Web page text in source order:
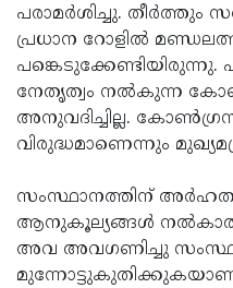
പരാമർശിച്ചു. തീര്‍ത്തും
പ്രധാന റോളില്‍
നേതൃത്വം നല്‍കുന്ന
അനുവദിച്ചില്ല.
വിരുദ്ധമാണെന്നും
സംസ്ഥാനത്തിന്
ആനുകൂല്യങ്ങൾ
അവ അവഗണിച്ചു
മുന്നോട്ടുകുതിക്കുകയാണ്.